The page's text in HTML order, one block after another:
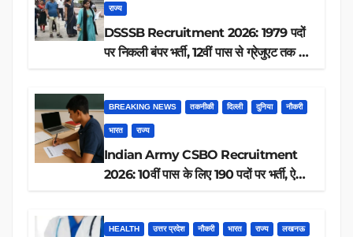
राज्य
DSSSB Recruitment 2026: 1979 पदों
पर निकली बंपर भर्ती, 12वीं पास से ग्रेजुएट तक करें
BREAKING NEWS तकनीकी दिल्ली दुनिया नौकरी
भारत राज्य
Indian Army CSBO Recruitment
2026: 10वीं पास के लिए 190 पदों पर भर्ती, ऐसे
HEALTH उत्तर प्रदेश नौकरी भारत राज्य लखनऊ